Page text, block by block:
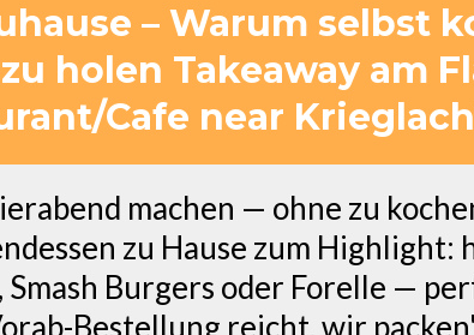
– Warum selbst
holen Takeaway am
Cafe near
machen — ohne zu
zu Hause zum Highlight:
Burgers oder Forelle —
Bestellung reicht, wir